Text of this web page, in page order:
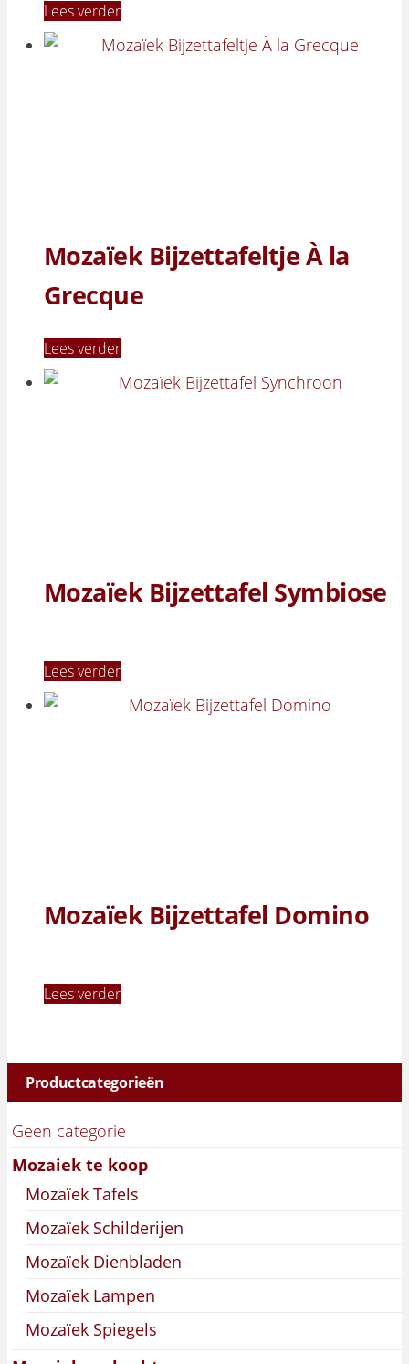
Lees verder
Mozaïek Bijzettafeltje À la
Grecque
Lees verder
Mozaïek Bijzettafel Symbiose
Lees verder
Mozaïek Bijzettafel Domino
Lees verder
Productcategorieën
Geen categorie
Mozaiek te koop
Mozaïek Tafels
Mozaïek Schilderijen
Mozaïek Dienbladen
Mozaïek Lampen
Mozaïek Spiegels